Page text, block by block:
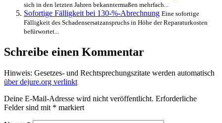
sich in den letzten Jahren bekanntermaßen mehrfach...
Sofortige Fälligkeit bei 130-%-Abrechnung Eine sofortige
Fälligkeit des Schadensersatzanspruchs in Höhe der Reparaturkosten
befürwortet...
Schreibe einen Kommentar
Hinweis: Gesetzes- und Rechtsprechungszitate werden automatisch
über dejure.org verlinkt
Deine E-Mail-Adresse wird nicht veröffentlicht. Erforderliche
Felder sind mit * markiert